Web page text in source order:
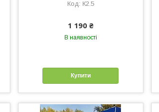
К2.5
1 190 ₴
В наявності
Купити